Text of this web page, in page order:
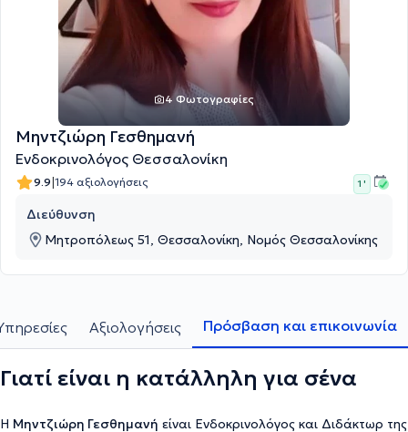
4 Φωτογραφίες
Μηντζιώρη Γεσθημανή
Ενδοκρινολόγος Θεσσαλονίκη
9.9|194 αξιολογήσεις 1 '
Διεύθυνση
Μητροπόλεως 51, Θεσσαλονίκη, Νομός Θεσσαλονίκης
Αξιολογήσεις Πρόσβαση και επικοινωνία
Γιατί είναι η κατάλληλη για σένα
Η Μηντζιώρη Γεσθημανή είναι Ενδοκρινολόγος και Διδάκτωρ της